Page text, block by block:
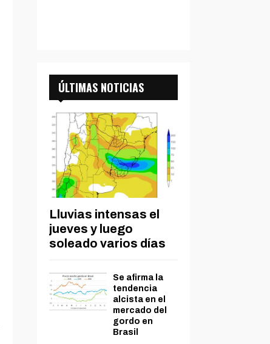
ÚLTIMAS NOTICIAS
Lluvias intensas el
jueves y luego
soleado varios días
Se afirma la
tendencia
alcista en el
mercado del
gordo en
Brasil